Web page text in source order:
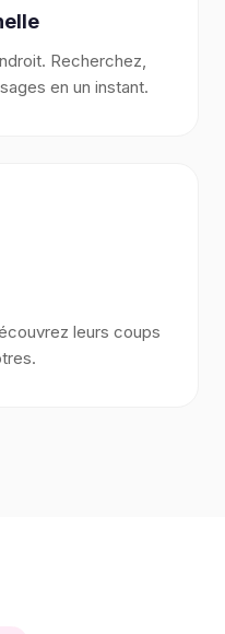
Recherchez,
en un instant.
leurs coups